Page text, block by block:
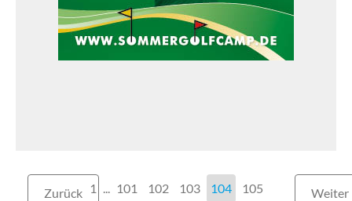
Zurück 1 101 102 103 104
105
Weiter